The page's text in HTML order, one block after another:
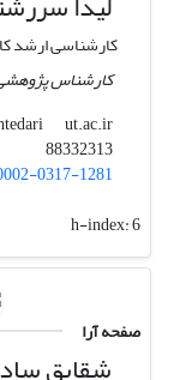
کارشناسی ارشد
کارشناس
lsarreshtedari
ut.ac.ir
88332313
0317-1281
h-index:6
صفحه آرا
شقایق